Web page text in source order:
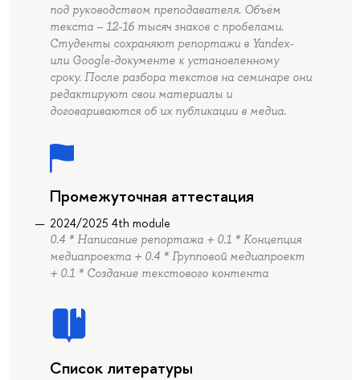
под руководством преподавателя. Объём
текста – 12-16 тысяч знаков с пробелами.
Студенты сохраняют репортажи в Yandex-
или Google-документе к установленному
сроку. После разбора текстов на семинаре они
редактируют свои материалы и
договариваются об их публикации в медиа.
Промежуточная аттестация
2024/2025 4th module
0.4 * Написание репортажа + 0.1 * Концепция
медиапроекта + 0.4 * Групповой медиапроект
+ 0.1 * Создание текстового контента
Список литературы